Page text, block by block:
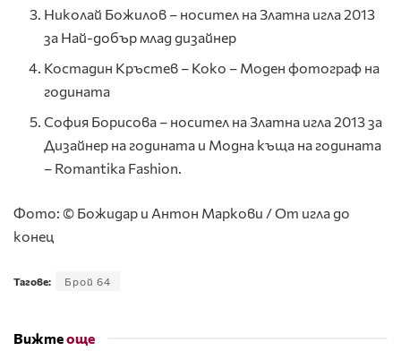
Николай Божилов – носител на Златна игла 2013
за Най-добър млад дизайнер
Костадин Кръстев – Коко – Моден фотограф на
годината
София Борисова – носител на Златна игла 2013 за
Дизайнер на годината и Модна къща на годината
– Romantika Fashion.
Фото: © Божидар и Антон Маркови / От игла до
конец
Тагове: Брой 64
Вижтеоще